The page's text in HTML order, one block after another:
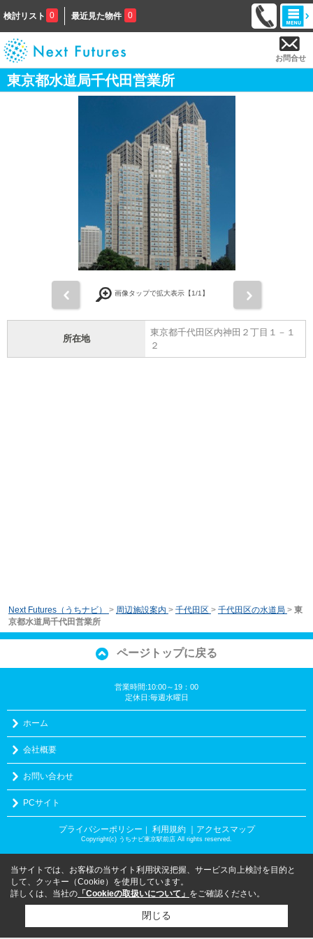
検討リスト 0 最近見た物件 0
お問合せ
東京都水道局千代田営業所
画像タップで拡大表示【1/1】
所在地
東京都千代田区内神田２丁目１－１
２
Next Futures（うちナビ） > 周辺施設案内 > 千代田区 > 千代田区の水道局 > 東
京都水道局千代田営業所
ページトップに戻る
営業時間:10:00～19：00
定休日:毎週水曜日
ホーム
会社概要
お問い合わせ
PCサイト
プライバシーポリシー ｜ 利用規約 ｜アクセスマップ
Copyright(c) うちナビ東京駅前店 All rights reserved.
当サイトでは、お客様の当サイト利用状況把握、サービス向上検討を目的と
して、クッキー（Cookie）を使用しています。
詳しくは、当社の 「Cookieの取扱いについて」 をご確認ください。
閉じる